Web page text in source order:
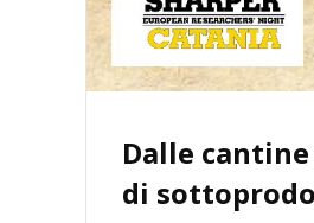
Dalle
di